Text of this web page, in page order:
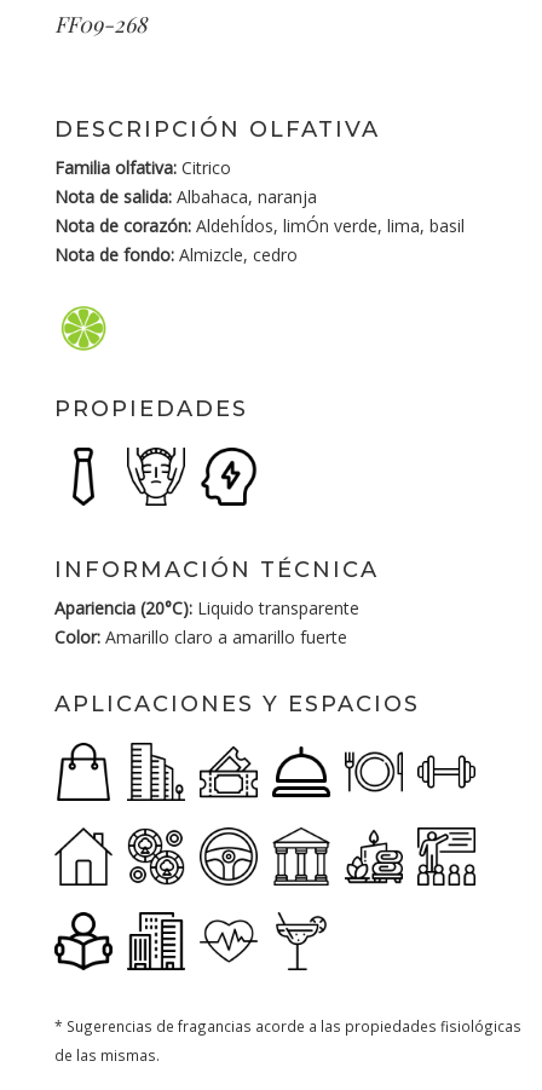
FF09-268
DESCRIPCIÓN OLFATIVA
Familia olfativa: Citrico
Nota de salida: Albahaca, naranja
Nota de corazón: AldehÍdos, limÓn verde, lima, basil
Nota de fondo: Almizcle, cedro
PROPIEDADES
INFORMACIÓN TÉCNICA
Apariencia (20°C): Liquido transparente
Color: Amarillo claro a amarillo fuerte
APLICACIONES Y ESPACIOS
* Sugerencias de fragancias acorde a las propiedades fisiológicas
de las mismas.